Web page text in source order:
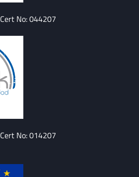
Cert No: 044207
Cert No: 014207